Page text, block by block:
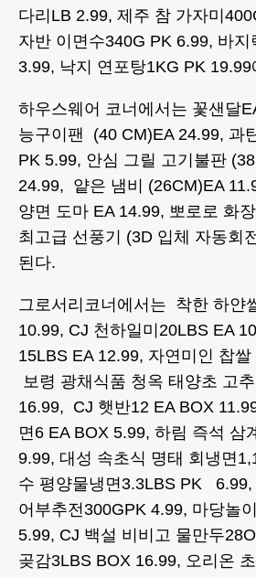
다리LB 2.99, 제주 참 가자미
자반 이면수340G PK 6.99, 바
3.99, 낙지 연포탕1KG PK 19.99
하우스웨어 코너에서는 꽃샌달
능구이팬 (40 CM)EA 24.99, 과
PK 5.99, 안심 그릴 고기불판
24.99, 얕은 냄비 (26CM)EA
양면 도마 EA 14.99, 뽀로로 화
최고급 선풍기 (3D 입체 자동회
된다.
그로서리코너에서는 착한 하
10.99, CJ 천하일미20LBS EA
15LBS EA 12.99, 자연미인 찹
보령 광채식품 청옥 태양초 고
16.99, CJ 햇반12 EA BOX
면6 EA BOX 5.99, 하림 즉석 삼
9.99, 대성 속초식 명태 회냉면
수 평양물냉면3.3LBS PK 6.99,
어부추전300GPK 4.99, 마당놀
5.99, CJ 백설 비비고 물만두
곶감3LBS BOX 16.99, 오리온